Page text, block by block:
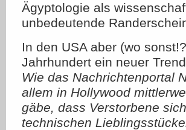
Ägyptologie als
unbedeutende
In den USA aber (wo
Jahrhundert ein neuer
Wie das Nachrichtenportal
allem in Hollywood
gäbe, dass Verstorbene
technischen